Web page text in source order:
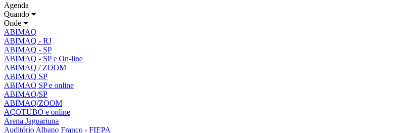
Agenda
Quando
Onde
ABIMAQ
ABIMAQ - RJ
ABIMAQ - SP
ABIMAQ - SP e On-line
ABIMAQ / ZOOM
ABIMAQ SP
ABIMAQ SP e online
ABIMAQ/SP
ABIMAQ/ZOOM
AÇOTUBO e online
Arena Jaguariuna
Auditório Albano Franco - FIEPA